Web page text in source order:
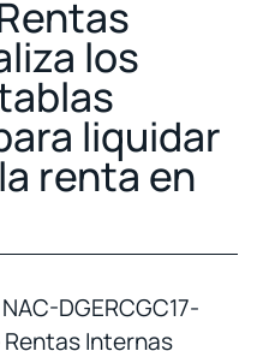
los
liquidar
renta en
DGERCGC17-
Internas